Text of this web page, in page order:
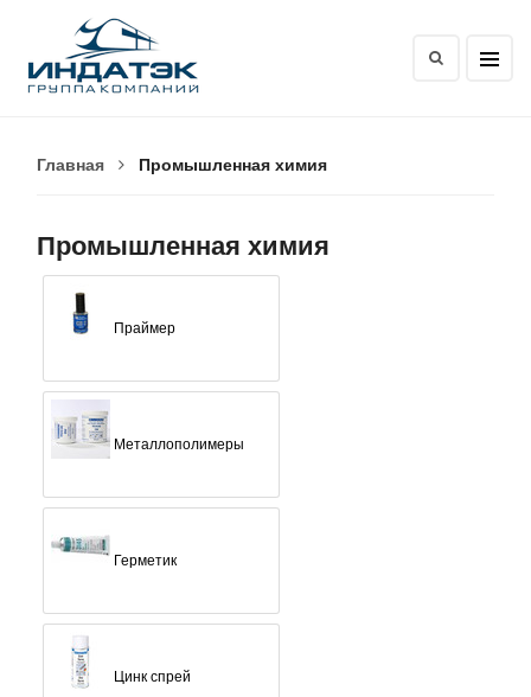
Главная Промышленная химия
Промышленная химия
Праймер
Металлополимеры
Герметик
Цинк спрей